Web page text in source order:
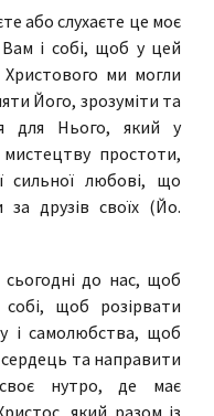
або слухаєте це моє
і собі, щоб у цей
ми могли
Його, зрозуміти та
для Нього, який у
простоти,
сильної любові, що
за друзів своїх (Йо.
до нас, щоб
собі, щоб розірвати
і самолюбства, щоб
та направити
нутро, де має